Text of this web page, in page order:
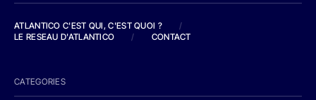
ATLANTICO C'EST QUI, C'EST QUOI ?
/
LE RESEAU D'ATLANTICO
/ CONTACT
CATEGORIES